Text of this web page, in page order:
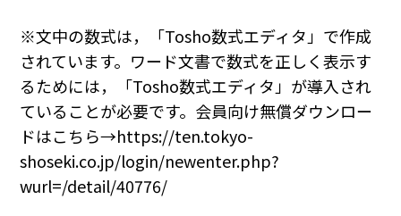
※文中の数式は，「Tosho数式エディタ」で作成
されています。ワード文書で数式を正しく表示す
るためには，「Tosho数式エディタ」が導入され
ていることが必要です。会員向け無償ダウンロー
ドはこちら→https://ten.tokyo-
shoseki.co.jp/login/newenter.php?
wurl=/detail/40776/